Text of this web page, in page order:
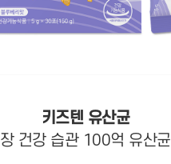
키즈텐 유산균
장 건강 습관 100억 유산균